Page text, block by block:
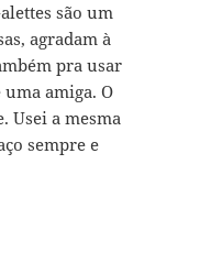
são um
agradam à
pra usar
amiga. O
Usei a mesma
sempre e